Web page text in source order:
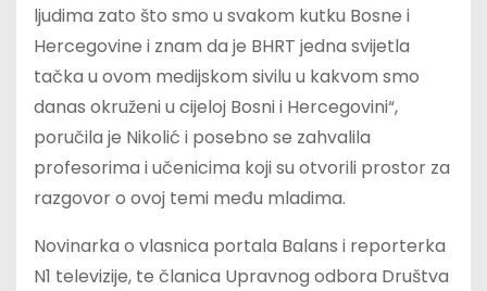
ljudima zato što smo u svakom kutku Bosne i
Hercegovine i znam da je BHRT jedna svijetla
tačka u ovom medijskom sivilu u kakvom smo
danas okruženi u cijeloj Bosni i Hercegovini“,
poručila je Nikolić i posebno se zahvalila
profesorima i učenicima koji su otvorili prostor za
razgovor o ovoj temi među mladima.
Novinarka o vlasnica portala Balans i reporterka
N1 televizije, te članica Upravnog odbora Društva